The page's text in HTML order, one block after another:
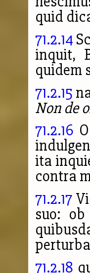
quid
71.2.14
inquit,
quidem
71.2.15
Non de
71.2.16
ita
contra
71.2.17
suo:
71.2.18